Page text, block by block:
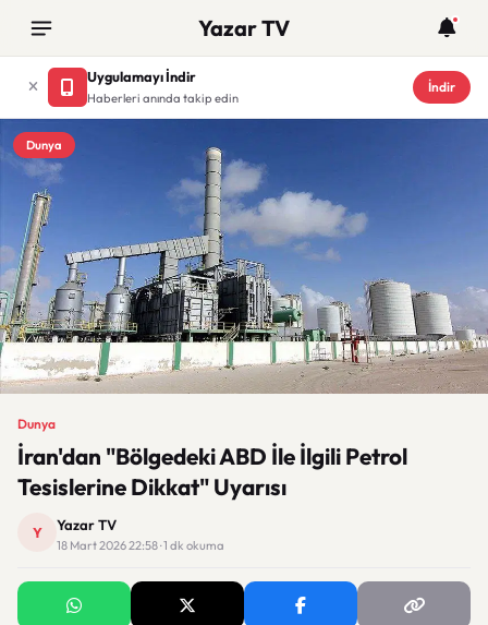
Yazar TV
Uygulamayı İndir
Haberleri anında takip edin
İndir
Dunya
Dunya
İran'dan "Bölgedeki ABD İle İlgili Petrol
Tesislerine Dikkat" Uyarısı
Y Yazar TV
18 Mart 2026 22:58 · 1 dk okuma